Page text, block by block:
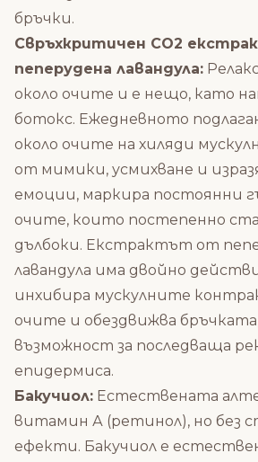
бръчки.
Свръхкритичен CO2
пеперудена лавандула:
около очите и е нещо, като
ботокс. Ежедневното
около очите на хиляди
от мимики, усмихване и
емоции, маркира постоянни
очите, които постепенно
дълбоки. Екстрактът от
лавандула има двойно
инхибира мускулните
очите и обездвижва
възможност за последваща
епидермиса.
Бакучиол: Естествената
витамин А (ретинол), но без
ефекти. Бакучиол е